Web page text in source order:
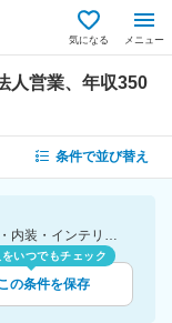
気になる メニュー
人営業、年収350
条件で並び替え
[職種]金融法人営業-金融営業 [業種]リフォーム・内装・インテリア-建設・プラント・不動産業界 [年収]350万円～
いつでもチェック
の条件を保存